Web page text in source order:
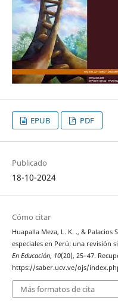
EPUB PDF
Publicado
18-10-2024
Cómo citar
Huapalla Meza, L. K. ., & Palacios
especiales en Perú: una revisión
En Educación, 10(20), 25–47.
https://saber.ucv.ve/ojs/
Más formatos de cita